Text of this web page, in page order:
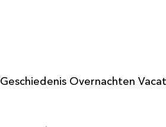
Geschiedenis Overnachten